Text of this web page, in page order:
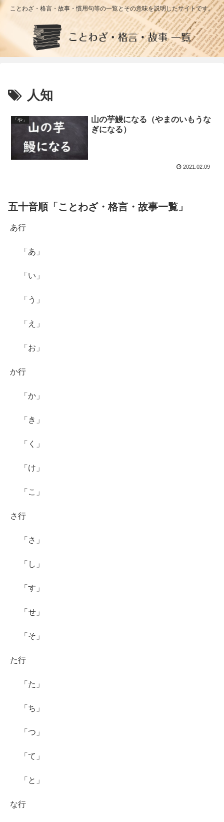
ことわざ・格言・故事・慣用句等の一覧とその意味を説明したサイトです。
人知
「や」
山の芋鰻になる（やまのいもうな
ぎになる）
2021.02.09
五十音順「ことわざ・格言・故事一覧」
あ行
「あ」
「い」
「う」
「え」
「お」
か行
「か」
「き」
「く」
「け」
「こ」
さ行
「さ」
「し」
「す」
「せ」
「そ」
た行
「た」
「ち」
「つ」
「て」
「と」
な行